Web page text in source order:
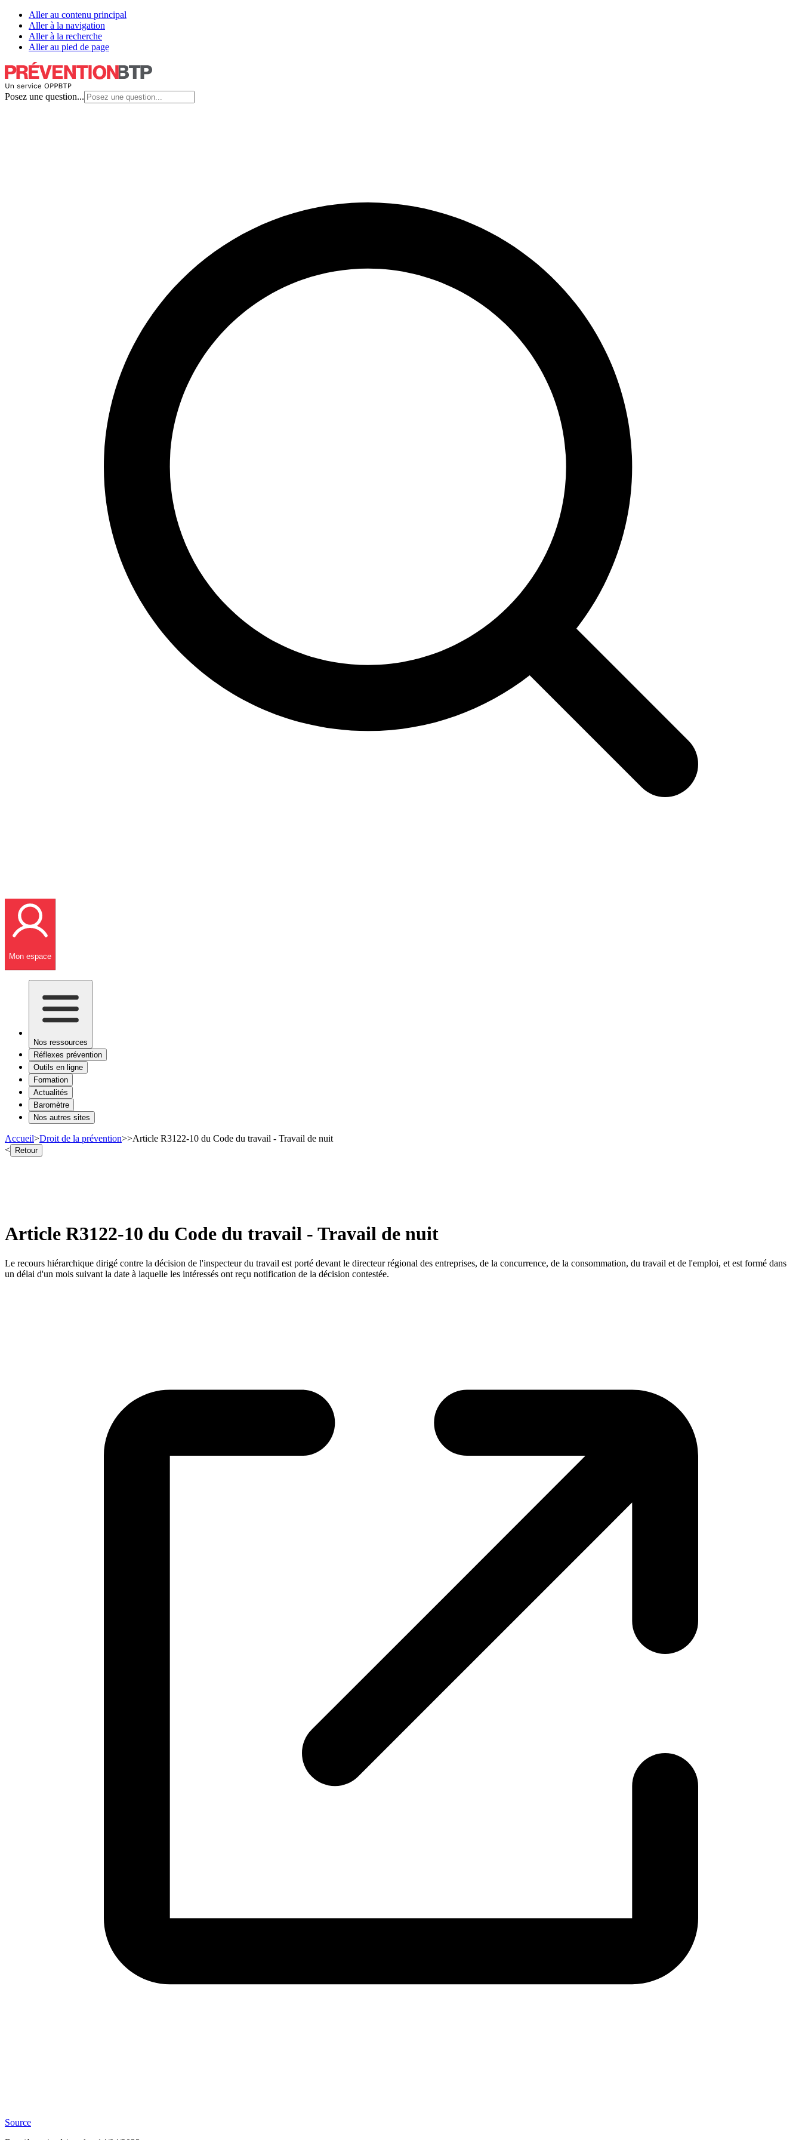
Aller au contenu principal
Aller à la navigation
Aller à la recherche
Aller au pied de page
Posez une question...
Mon espace
Nos ressources
Réflexes prévention
Outils en ligne
Formation
Actualités
Baromètre
Nos autres sites
Accueil>Droit de la prévention>>Article R3122-10 du Code du travail - Travail de nuit
< Retour
Article R3122-10 du Code du travail - Travail de nuit
Le recours hiérarchique dirigé contre la décision de l'inspecteur du travail est porté devant le directeur régional des entreprises, de la concurrence, de la consommation, du travail et de l'emploi, et est formé dans
un délai d'un mois suivant la date à laquelle les intéressés ont reçu notification de la décision contestée.
Source